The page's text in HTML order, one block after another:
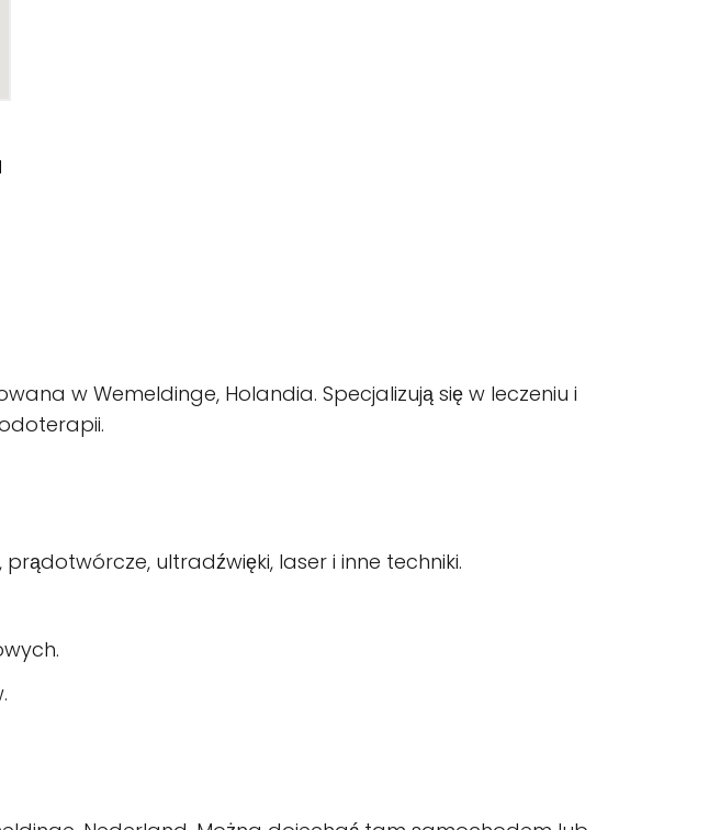
w Wemeldinge, Holandia. Specjalizują się w leczeniu i
ultradźwięki, laser i inne techniki.